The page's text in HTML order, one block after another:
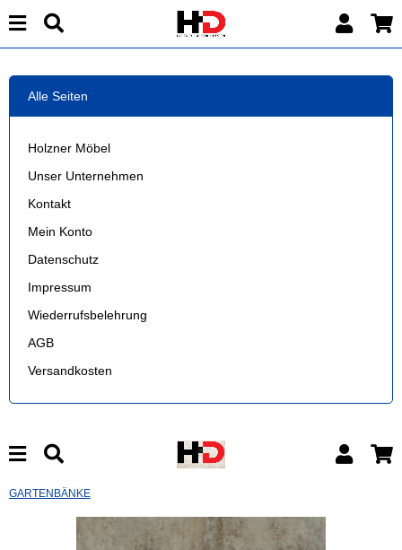
Alle Seiten
Holzner Möbel
Unser Unternehmen
Kontakt
Mein Konto
Datenschutz
Impressum
Wiederrufsbelehrung
AGB
Versandkosten
GARTENBÄNKE